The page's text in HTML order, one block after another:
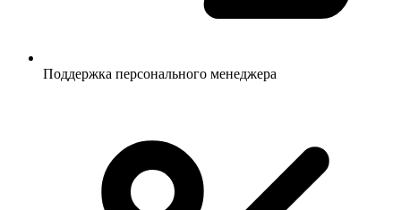
Поддержка персонального менеджера